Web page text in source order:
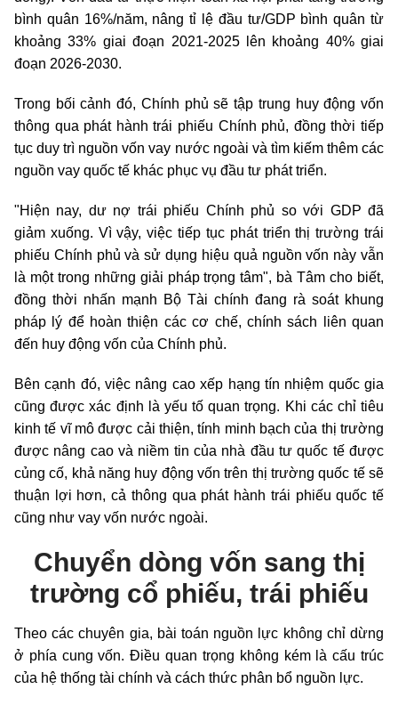
bình quân 16%/năm, nâng tỉ lệ đầu tư/GDP bình quân từ
khoảng 33% giai đoạn 2021-2025 lên khoảng 40% giai
đoạn 2026-2030.
Trong bối cảnh đó, Chính phủ sẽ tập trung huy động vốn
thông qua phát hành trái phiếu Chính phủ, đồng thời tiếp
tục duy trì nguồn vốn vay nước ngoài và tìm kiếm thêm các
nguồn vay quốc tế khác phục vụ đầu tư phát triển.
"Hiện nay, dư nợ trái phiếu Chính phủ so với GDP đã
giảm xuống. Vì vậy, việc tiếp tục phát triển thị trường trái
phiếu Chính phủ và sử dụng hiệu quả nguồn vốn này vẫn
là một trong những giải pháp trọng tâm", bà Tâm cho biết,
đồng thời nhấn mạnh Bộ Tài chính đang rà soát khung
pháp lý để hoàn thiện các cơ chế, chính sách liên quan
đến huy động vốn của Chính phủ.
Bên cạnh đó, việc nâng cao xếp hạng tín nhiệm quốc gia
cũng được xác định là yếu tố quan trọng. Khi các chỉ tiêu
kinh tế vĩ mô được cải thiện, tính minh bạch của thị trường
được nâng cao và niềm tin của nhà đầu tư quốc tế được
củng cố, khả năng huy động vốn trên thị trường quốc tế sẽ
thuận lợi hơn, cả thông qua phát hành trái phiếu quốc tế
cũng như vay vốn nước ngoài.
Chuyển dòng vốn sang thị
trường cổ phiếu, trái phiếu
Theo các chuyên gia, bài toán nguồn lực không chỉ dừng
ở phía cung vốn. Điều quan trọng không kém là cấu trúc
của hệ thống tài chính và cách thức phân bổ nguồn lực.